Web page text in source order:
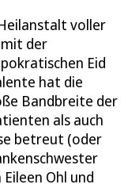
voller
der
Eid
hat die
Bandbreite der
als auch
betreut (oder
Ohl und